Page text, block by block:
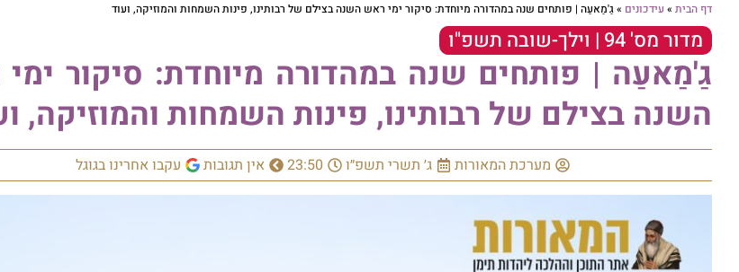
דף הבית » עידכונים »גַ'מַאעַה | פותחים שנה במהדורה מיוחדת: סיקור ימי ראש השנה בצילם של רבותינו, פינות השמחות והמוזיקה, ועוד
מדור מס' 94 | וילך-שובה תשפ"ו
גַ'מַאעַה | פותחים שנה במהדורה מיוחדת: סיקור
השנה בצילם של רבותינו, פינות השמחות והמוזיקה,
מערכת המאורות ג׳ תשרי תשפ״ו 23:50 אין תגובות עקבו אחרינו בגוגל